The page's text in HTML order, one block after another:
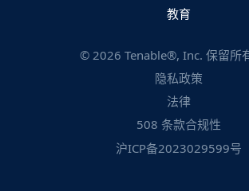
教育
© 2026 Tenable®, Inc. 保留所
隐私政策
法律
508 条款合规性
沪ICP备2023029599号